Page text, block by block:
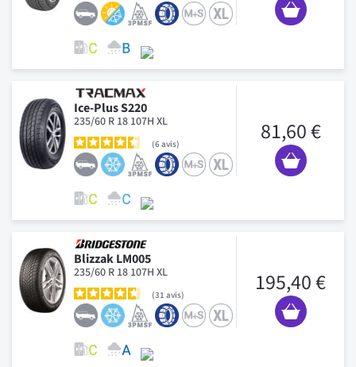
Ice-Plus S220
235/60 R 18 107H XL
6avis 81,60 €
Blizzak LM005
235/60 R 18 107H XL
31 avis 195,40 €